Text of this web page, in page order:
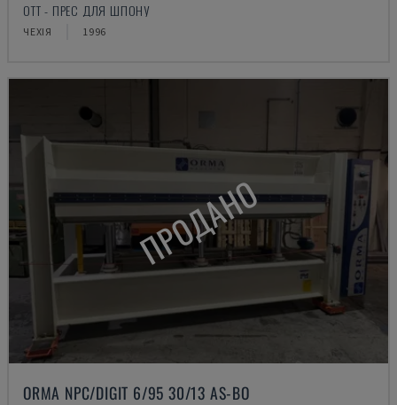
OTT - ПРЕС ДЛЯ ШПОНУ
ЧЕХІЯ 1996
ПРОДАНО
ORMA NPC/DIGIT 6/95 30/13 AS-BO